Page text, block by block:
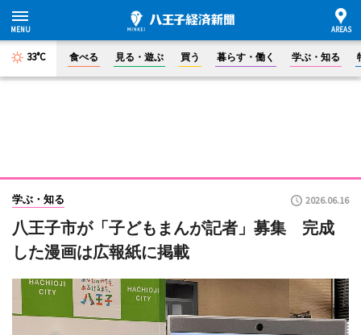
33°C 食べる 見る・遊ぶ 買う 暮らす・働く 学ぶ・知る
学ぶ・知る 2026.06.16
八王子市が「子どもまんが記者」募集 完成
した漫画は広報紙に掲載